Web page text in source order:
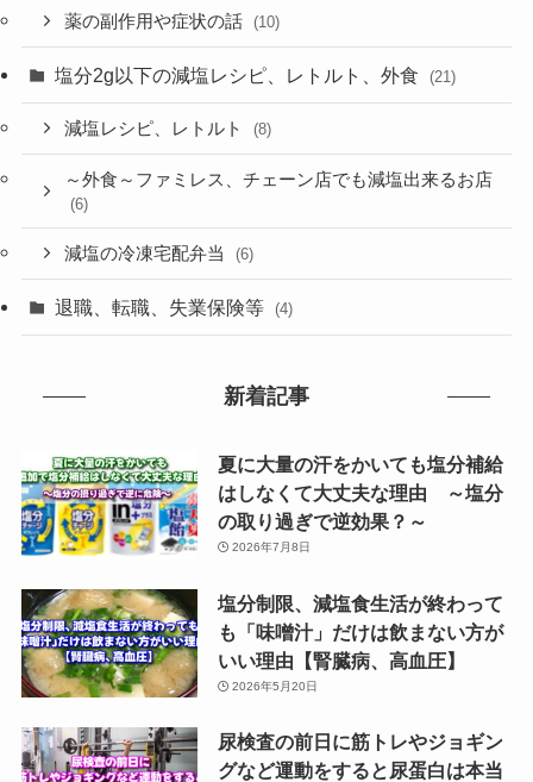
薬の副作用や症状の話 (10)
塩分2g以下の減塩レシピ、レトルト、外食 (21)
減塩レシピ、レトルト (8)
～外食～ファミレス、チェーン店でも減塩出来るお店
(6)
減塩の冷凍宅配弁当 (6)
退職、転職、失業保険等 (4)
新着記事
夏に大量の汗をかいても塩分補給
はしなくて大丈夫な理由 ～塩分
の取り過ぎで逆効果？～
2026年7月8日
塩分制限、減塩食生活が終わって
も「味噌汁」だけは飲まない方が
いい理由【腎臓病、高血圧】
2026年5月20日
尿検査の前日に筋トレやジョギン
グなど運動をすると尿蛋白は本当